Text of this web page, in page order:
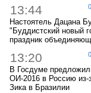
13:44
Настоятель Дацана
"Буддистский новый
праздник
13:20
В Госдуме
ОИ-2016 в Россию из-
Зика в Бразилии